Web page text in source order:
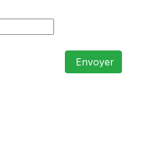
Envoyer